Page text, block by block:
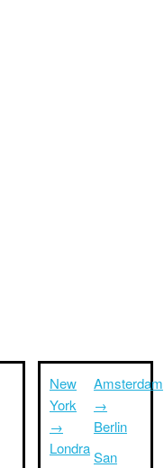
New
York
→
Londra
Amsterdam
→
Berlin
San